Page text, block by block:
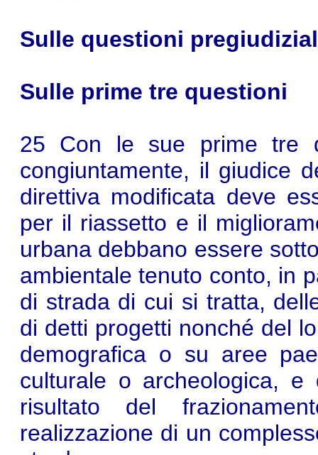
Sulle questioni
Sulle prime tre questioni
25 Con le sue prime tre
congiuntamente, il giudice
direttiva modificata deve
per il riassetto e il
urbana debbano essere
ambientale tenuto conto, in
di strada di cui si tratta,
di detti progetti nonché del
demografica o su aree
culturale o archeologica,
risultato del
realizzazione di un